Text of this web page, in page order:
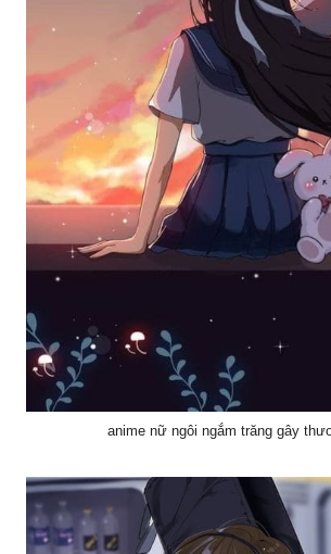
anime nữ ngôi ngắm trăng gây